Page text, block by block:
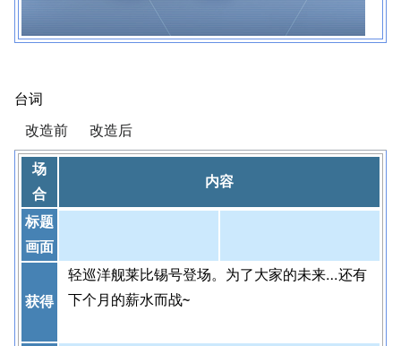
台词
改造前 改造后
场
合
内容
标题
画面
获得
轻巡洋舰莱比锡号登场。为了大家的未来…还有
下个月的薪水而战~